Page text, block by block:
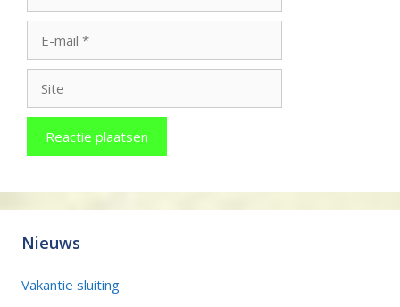
mail
Nieuws
Vakantie sluiting